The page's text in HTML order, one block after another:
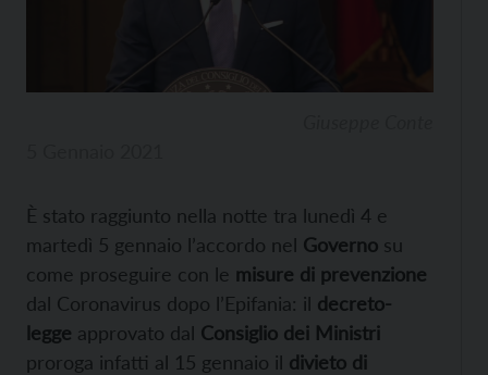
È stato raggiunto nella notte tra lunedì 4 e
martedì 5 gennaio l’accordo nel Governo su
come proseguire con le misure di prevenzione
dal Coronavirus dopo l’Epifania: il decreto-
legge approvato dal Consiglio dei Ministri
proroga infatti al 15 gennaio il divieto di